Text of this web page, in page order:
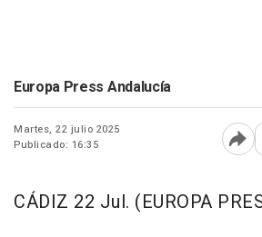
Europa Press Andalucía
Martes, 22 julio 2025
Publicado: 16:35
CÁDIZ 22 Jul. (EUROPA